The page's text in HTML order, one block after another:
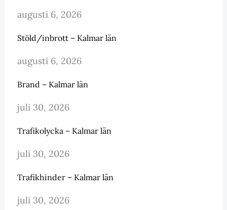
augusti 6, 2026
Stöld/inbrott – Kalmar län
augusti 6, 2026
Brand – Kalmar län
juli 30, 2026
Trafikolycka – Kalmar län
juli 30, 2026
Trafikhinder – Kalmar län
juli 30, 2026